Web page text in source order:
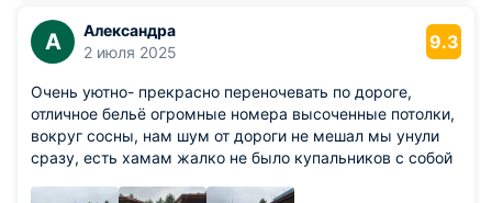
А
Александра
2 июля 2025
9.3
Очень уютно- прекрасно переночевать по дороге,
отличное бельё огромные номера высоченные потолки,
вокруг сосны, нам шум от дороги не мешал мы унули
сразу, есть хамам жалко не было купальников с собой